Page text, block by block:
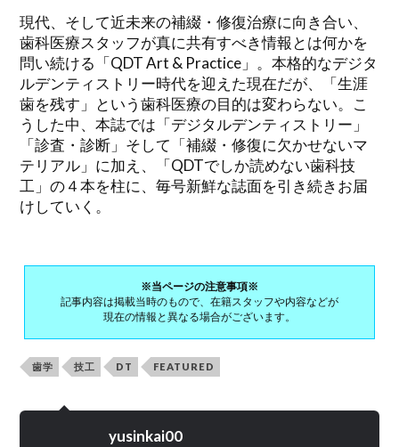
現代、そして近未来の補綴・修復治療に向き合い、
歯科医療スタッフが真に共有すべき情報とは何かを
問い続ける「QDT Art & Practice」。本格的なデジタ
ルデンティストリー時代を迎えた現在だが、「生涯
歯を残す」という歯科医療の目的は変わらない。こ
うした中、本誌では「デジタルデンティストリー」
「診査・診断」そして「補綴・修復に欠かせないマ
テリアル」に加え、「QDTでしか読めない歯科技
工」の４本を柱に、毎号新鮮な誌面を引き続きお届
けしていく。
※当ページの注意事項※
記事内容は掲載当時のもので、在籍スタッフや内容などが
現在の情報と異なる場合がございます。
歯学 技工 DT FEATURED
yusinkai00